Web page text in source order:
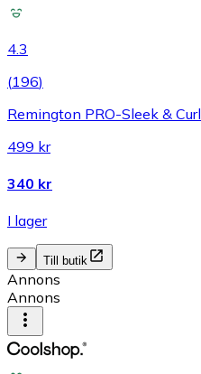
4.3
(196)
Remington PRO-Sleek &
499 kr
340 kr
I lager
Till butik
Annons
Annons